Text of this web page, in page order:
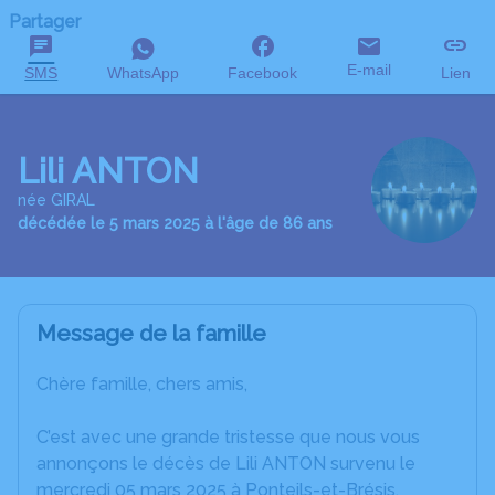
Partager
SMS WhatsApp Facebook E-mail Lien
Lili ANTON
née GIRAL
décédée le 5 mars 2025 à l'âge de 86 ans
Message de la famille
Chère famille, chers amis,
C’est avec une grande tristesse que nous vous
annonçons le décès de Lili ANTON survenu le
mercredi 05 mars 2025 à Ponteils-et-Brésis.